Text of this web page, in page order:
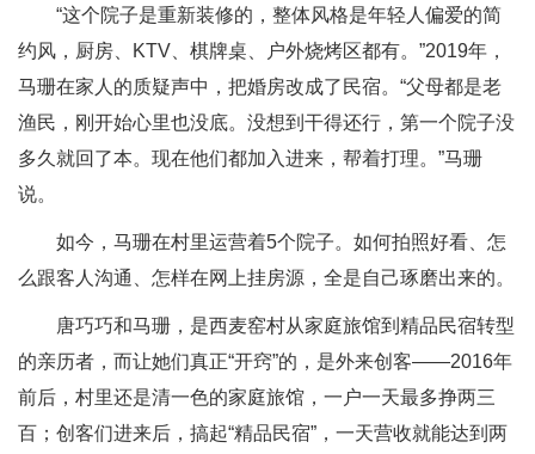
“这个院子是重新装修的，整体风格是年轻人偏爱的简
约风，厨房、KTV、棋牌桌、户外烧烤区都有。”2019年，
马珊在家人的质疑声中，把婚房改成了民宿。“父母都是老
渔民，刚开始心里也没底。没想到干得还行，第一个院子没
多久就回了本。现在他们都加入进来，帮着打理。”马珊
说。
如今，马珊在村里运营着5个院子。如何拍照好看、怎
么跟客人沟通、怎样在网上挂房源，全是自己琢磨出来的。
唐巧巧和马珊，是西麦窑村从家庭旅馆到精品民宿转型
的亲历者，而让她们真正“开窍”的，是外来创客——2016年
前后，村里还是清一色的家庭旅馆，一户一天最多挣两三
百；创客们进来后，搞起“精品民宿”，一天营收就能达到两